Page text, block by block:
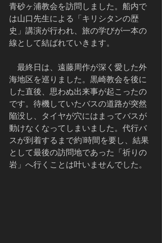
青砂ヶ浦教会を訪問しました。船内で
は山口先生による「キリシタンの歴
史」講演が行われ、旅の学びが一本の
線として結ばれていきます。
海地区を巡りました。黒崎教会を後に
した直後、思わぬ出来事が起こったの
です。待機していたバスの道路が突然
陥没し、タイヤが穴にはまってバスが
動けなくなってしまいました。代行バ
スが到着するまで約1時間を要し、結果
として最後の訪問地であった「祈りの
岩」へ行くことは叶いませんでした。